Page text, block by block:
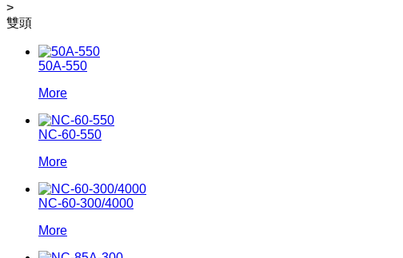
>
雙頭
50A-550
More
NC-60-550
More
NC-60-300/4000
More